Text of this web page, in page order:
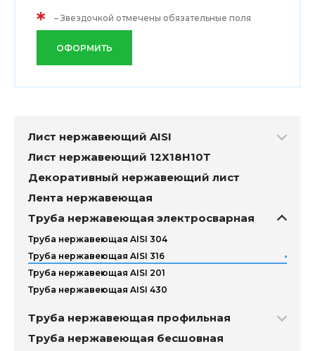
Лист нержавеющий AISI
Лист нержавеющий 12Х18Н10Т
Декоративный нержавеющий лист
Лента нержавеющая
Труба нержавеющая электросварная
Труба нержавеющая AISI 304
Труба нержавеющая AISI 316
Труба нержавеющая AISI 201
Труба нержавеющая AISI 430
Труба нержавеющая профильная
Труба нержавеющая бесшовная
* – Звездочкой отмечены обязательные поля
ОФОРМИТЬ